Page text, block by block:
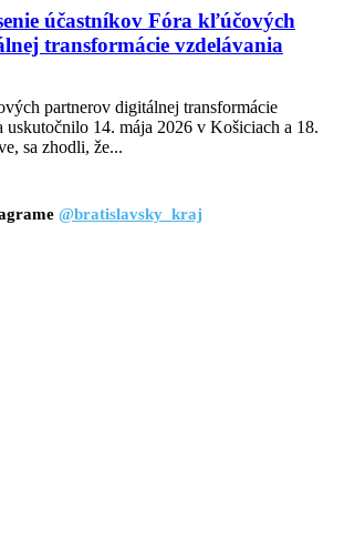
účastníkov Fóra kľúčových
transformácie vzdelávania
partnerov digitálnej transformácie
uskutočnilo 14. mája 2026 v Košiciach a 18.
sa zhodli, že...
@bratislavsky_kraj